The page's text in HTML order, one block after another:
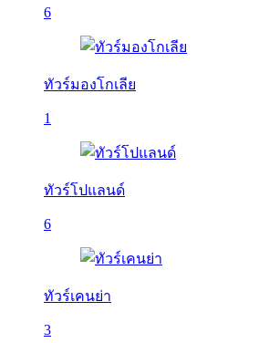
6
ทัวร์มองโกเลีย
1
ทัวร์โปแลนด์
6
ทัวร์เคนย่า
3